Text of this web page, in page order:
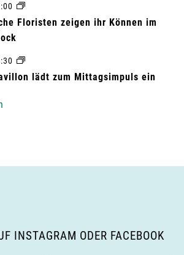
Floristen zeigen ihr Können im
lädt zum Mittagsimpuls ein
INSTAGRAM ODER FACEBOOK